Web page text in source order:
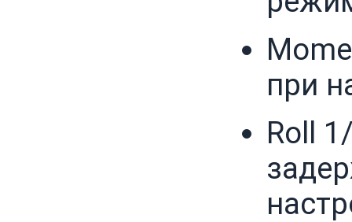
при
Roll